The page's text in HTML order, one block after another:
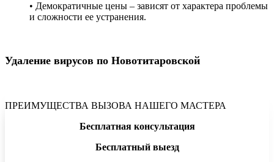
• Демократичные цены – зависят от характера проблемы
и сложности ее устранения.
Удаление вирусов по Новотитаровской
ПРЕИМУЩЕСТВА ВЫЗОВА НАШЕГО МАСТЕРА
Бесплатная консультация
Бесплатный выезд